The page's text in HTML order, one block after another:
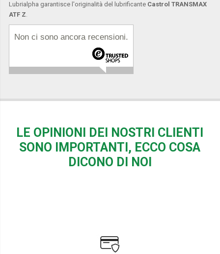
Lubrialpha garantisce l'originalità del lubrificante Castrol TRANSMAX
ATF Z.
Non ci sono ancora recensioni.
LE OPINIONI DEI NOSTRI CLIENTI
SONO IMPORTANTI, ECCO COSA
DICONO DI NOI